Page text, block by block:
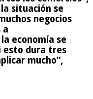
situación se
negocios
a
economía se
esto dura tres
mucho”,